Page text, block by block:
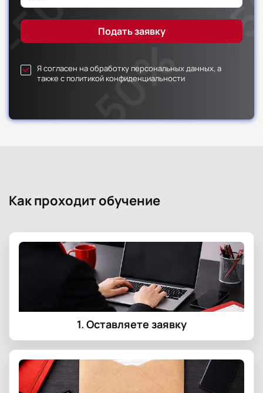
Я согласен на обработку персональных данных, а
также с политикой конфиденциальности
Как проходит обучение
1. Оставляете заявку